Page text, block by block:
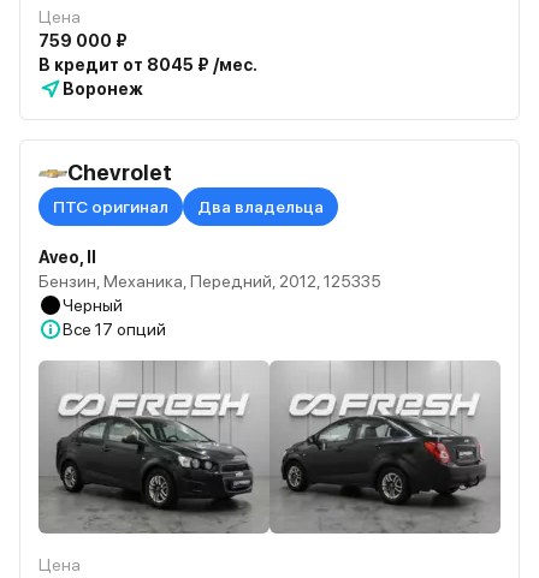
Цена
759 000 ₽
В кредит от 8045 ₽ /мес.
Воронеж
Chevrolet
ПТС оригинал Два владельца
Aveo, II
Бензин, Механика, Передний, 2012, 125335
Черный
Все 17 опций
Цена